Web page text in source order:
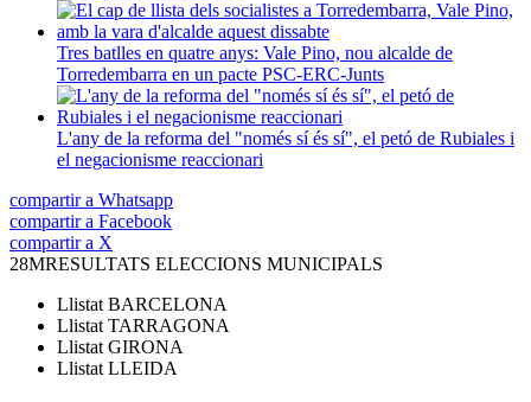
Tres batlles en quatre anys: Vale Pino, nou alcalde de
Torredembarra en un pacte PSC-ERC-Junts
L'any de la reforma del "només sí és sí", el petó de Rubiales i
el negacionisme reaccionari
compartir a Whatsapp
compartir a Facebook
compartir a X
28MRESULTATS ELECCIONS MUNICIPALS
Llistat BARCELONA
Llistat TARRAGONA
Llistat GIRONA
Llistat LLEIDA